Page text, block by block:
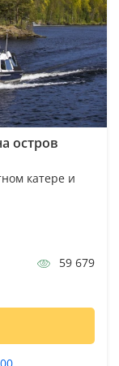
остров
катере и
59 679